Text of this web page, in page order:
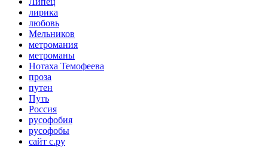
лирика
любовь
Мельников
метромания
метроманы
Нотаха Темофеева
проза
путен
Путь
Россия
русофобия
русофобы
сайт с.ру